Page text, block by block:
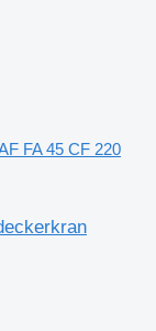
FA 45 CF 220